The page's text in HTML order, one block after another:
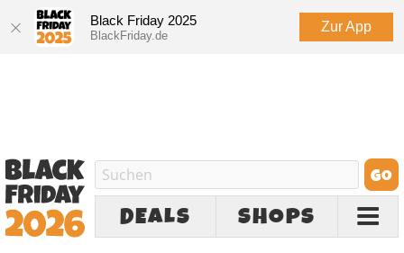
Black Friday 2025
BlackFriday.de
Zur App
DEALS SHOPS